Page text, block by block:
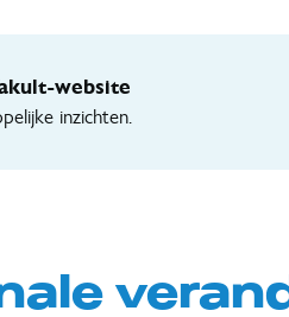
website
inzichten.